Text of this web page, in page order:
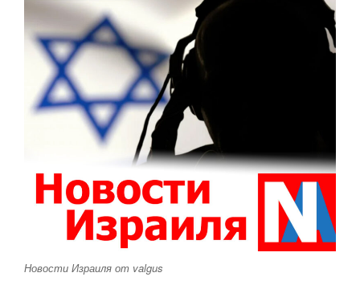
Новости Израиля от valgus